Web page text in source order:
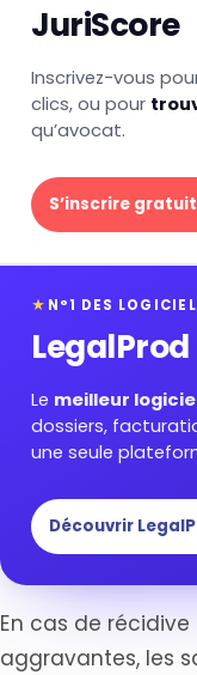
JuriScore
Inscrivez-vous
clics, ou pour
qu’avocat.
S’inscrire
★ N°1 DES
LegalProd
Le meilleur
dossiers,
une seule
Découvrir
En cas de
aggravantes, les